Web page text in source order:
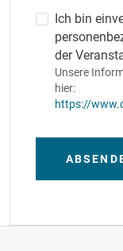
Ich bin
der
Unsere
hier:
https://